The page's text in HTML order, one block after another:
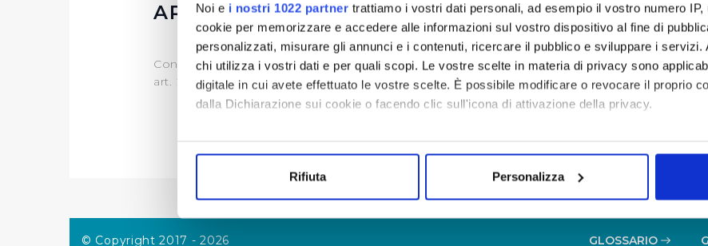
Noi e i nostri 1022 partner trattiamo i vostri dati personali, ad esempio il vostro numero
cookie per memorizzare e accedere alle informazioni sul vostro dispositivo al fine di
personalizzati, misurare gli annunci e i contenuti, ricercare il pubblico e sviluppare i
chi utilizza i vostri dati e per quali scopi. Le vostre scelte in materia di privacy sono
digitale in cui avete effettuato le vostre scelte. È possibile modificare o revocare il proprio
dalla Dichiarazione sui cookie o facendo clic sull'icona di attivazione della privacy.
Identificare il tuo dispositivo, scansionandolo attivamente alla ricerca di
digitali).
Rifiuta Personalizza
ARTICOLAZIONE DEGLI UFFICI
Contenuti non soggetti a pubblicazione per società partecipate non soggette al controllo
art. 2 bis, comma 3 del D.Lgs 33/2013
© Copyright 2017 - 2026 GLOSSARIO